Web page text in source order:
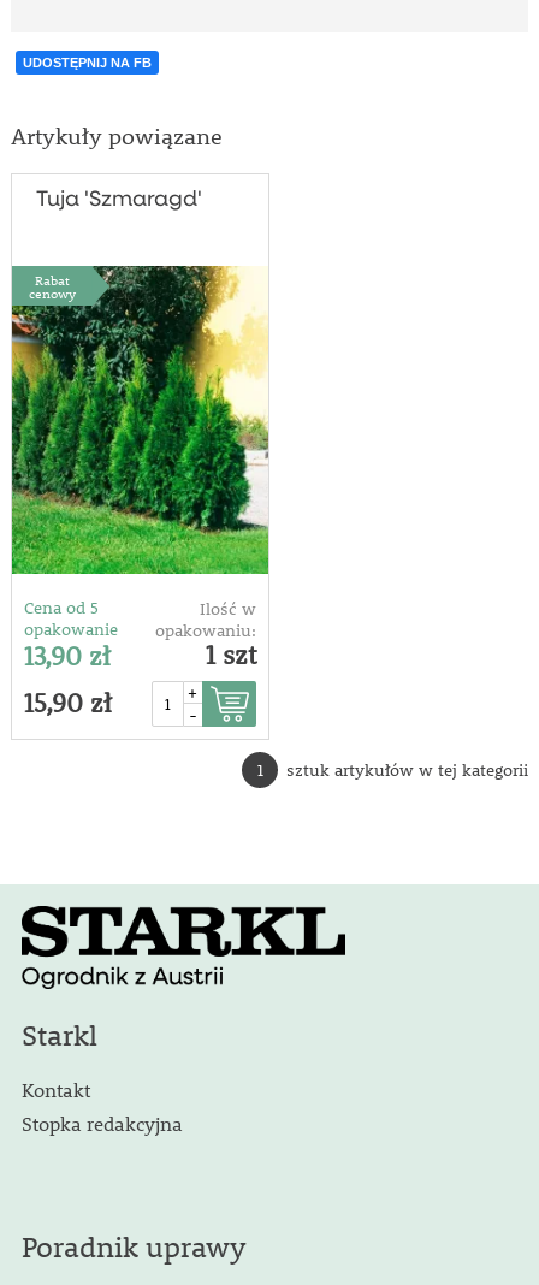
UDOSTĘPNIJ NA FB
Artykuły powiązane
Tuja 'Szmaragd'
Rabat
cenowy
Cena od 5
opakowanie
13,90 zł
Ilość w
opakowaniu:
1 szt
15,90 zł
+
-
1 sztuk artykułów w tej kategorii
Starkl
Kontakt
Stopka redakcyjna
Poradnik uprawy